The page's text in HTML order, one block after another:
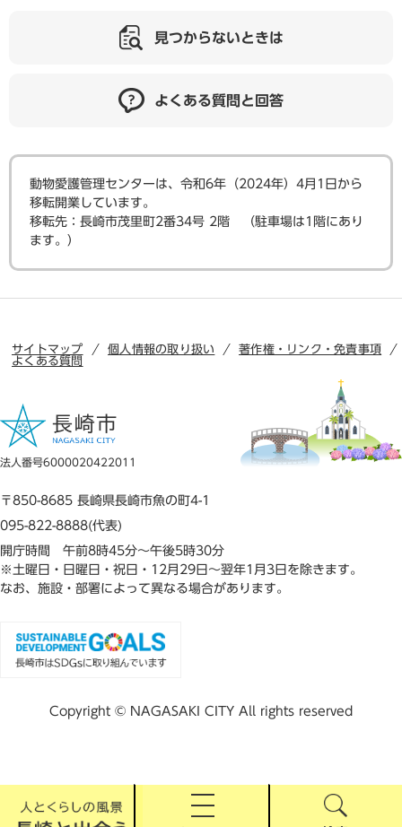
見つからないときは
よくある質問と回答
動物愛護管理センターは、令和6年（2024年）4月1日から
移転開業しています。
​移転先：長崎市茂里町2番34号 2階 （駐車場は1階にあり
ます。）
サイトマップ 個人情報の取り扱い
著作権・リンク・免責事項
よくある質問
法人番号6000020422011
〒850-8685 長崎県長崎市魚の町4-1
095-822-8888(代表)
開庁時間 午前8時45分～午後5時30分
※土曜日・日曜日・祝日・12月29日～翌年1月3日を除きます。
なお、施設・部署によって異なる場合があります。
Copyright © NAGASAKI CITY All rights reserved